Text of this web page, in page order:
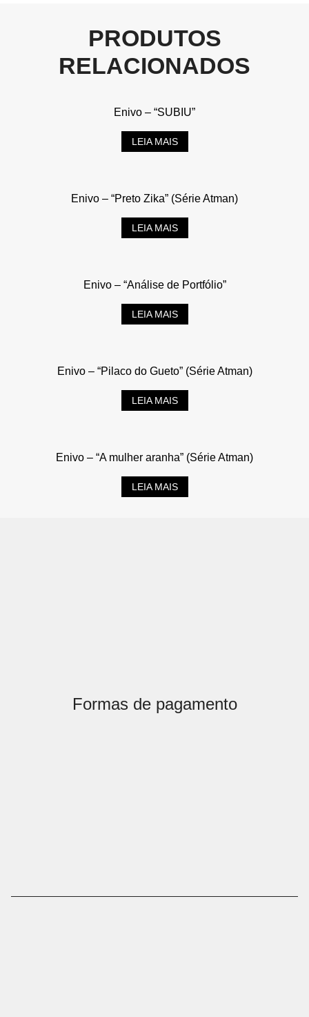
PRODUTOS
RELACIONADOS
Enivo – “SUBIU”
LEIA MAIS
Enivo – “Preto Zika” (Série Atman)
LEIA MAIS
Enivo – “Análise de Portfólio”
LEIA MAIS
Enivo – “Pilaco do Gueto” (Série Atman)
LEIA MAIS
Enivo – “A mulher aranha” (Série Atman)
LEIA MAIS
Formas de pagamento